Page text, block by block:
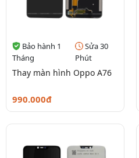
Bảo hành 1
Tháng
Sửa 30
Phút
Thay màn hình Oppo A76
990.000đ